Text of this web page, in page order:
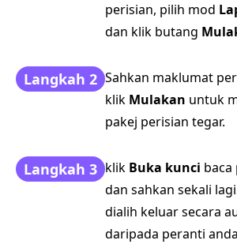
perisian, pilih mod
dan klik butang
Langkah 2 Sahkan maklumat
klik Mulakan untuk
pakej perisian tegar.
Langkah 3 klik Buka kunci
dan sahkan sekali
dialih keluar secara
daripada peranti